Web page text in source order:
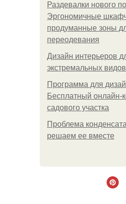
Раздевалки нового
Эргономичные
продуманные зоны
переодевания
Дизайн интерьеров
экстремальных
Программа для
Бесплатный онлайн-
садового участка
Проблема
решаем ее вместе